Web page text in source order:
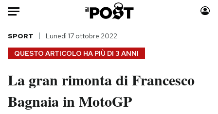
Auto
HOME
Italia
Politica
Moda
Consumismi
QUESTO ARTICOLO HA PIÙ DI 3 ANNI
SPORT Lunedì 17 ottobre 2022
La gran rimonta di Francesco
Bagnaia in MotoGP